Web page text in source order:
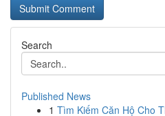
Search
Published News
1 Tìm Kiếm Căn Hộ Cho